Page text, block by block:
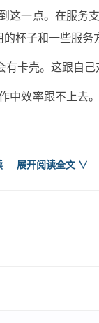
这一点。在服务
杯子和一些服务
卡壳。这跟自
效率跟不上去
挥间毫无声息
展开阅读全文 ∨